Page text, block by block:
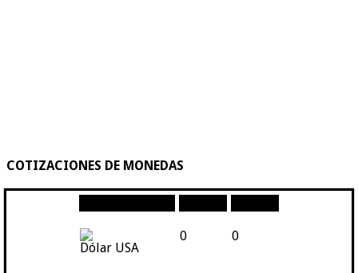
COTIZACIONES DE MONEDAS
Dólar USA
0 0